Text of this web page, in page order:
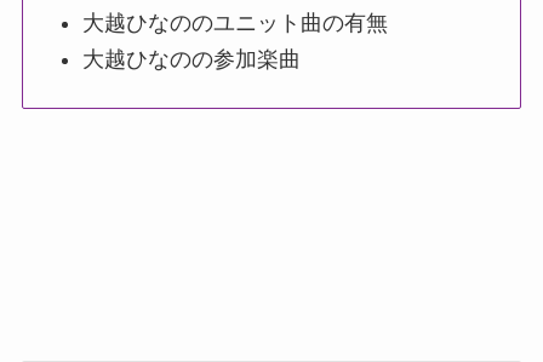
大越ひなののユニット曲の有無
大越ひなのの参加楽曲